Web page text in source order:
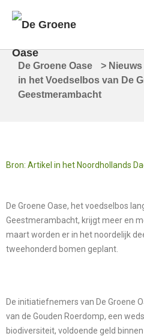
De Groene Oase > Nieuws
in het Voedselbos van De
Geestmerambacht
Bron: Artikel in het Noordhollands
De Groene Oase, het voedselbos
Geestmerambacht, krijgt meer en
maart worden er in het noordelijk
tweehonderd bomen geplant.
De initiatiefnemers van De Groene
van de Gouden Roerdomp, een
biodiversiteit, voldoende geld